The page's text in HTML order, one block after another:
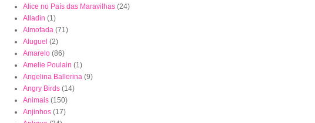
Alice no País das Maravilhas (24)
Alladin (1)
Almofada (71)
Aluguel (2)
Amarelo (86)
Amelie Poulain (1)
Angelina Ballerina (9)
Angry Birds (14)
Animais (150)
Anjinhos (17)